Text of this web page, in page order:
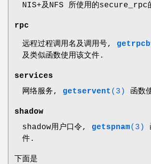
NIS+及NFS 所使用的secure_rpc
rpc
远程过程调用名及调用号,
及类似函数使用该文件.
services
网络服务, getservent (3) 函数
shadow
shadow用户口令, getspnam(3)
件.
下面是